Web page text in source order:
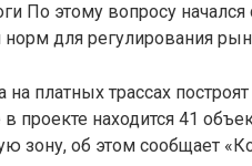
По этому вопросу начался
норм для регулирования
на платных трассах
проекте находится 41
зону, об этом сообщает